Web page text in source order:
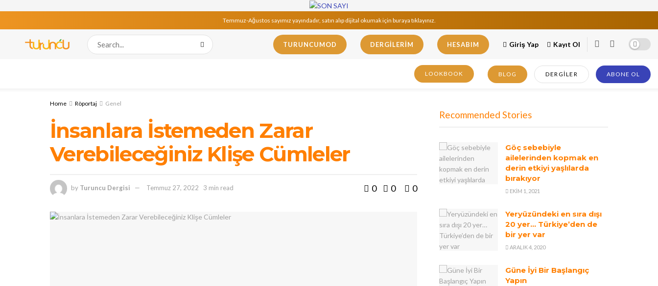
Temmuz-Ağustos sayımız yayındadır, satın alıp dijital okumak için buraya tıklayınız.
TURUNCUMOD DERGILERIM HESABIM Giriş Yap Kayıt Ol
LOOKBOOK BLOG DERGILER ABONE OL
Home Röportaj Genel
İnsanlara İstemeden Zarar
Verebileceğiniz Klişe Cümleler
by Turuncu Dergisi Temmuz 27, 2022 3 min read 0 0 0
Recommended Stories
Göç sebebiyle
ailelerinden kopmak en
derin etkiyi yaşlılarda
bırakıyor
EKIM 1, 2021
Yeryüzündeki en sıra dışı
20 yer… Türkiye’den de
bir yer var
ARALIK 4, 2020
Güne İyi Bir Başlangıç
Yapın